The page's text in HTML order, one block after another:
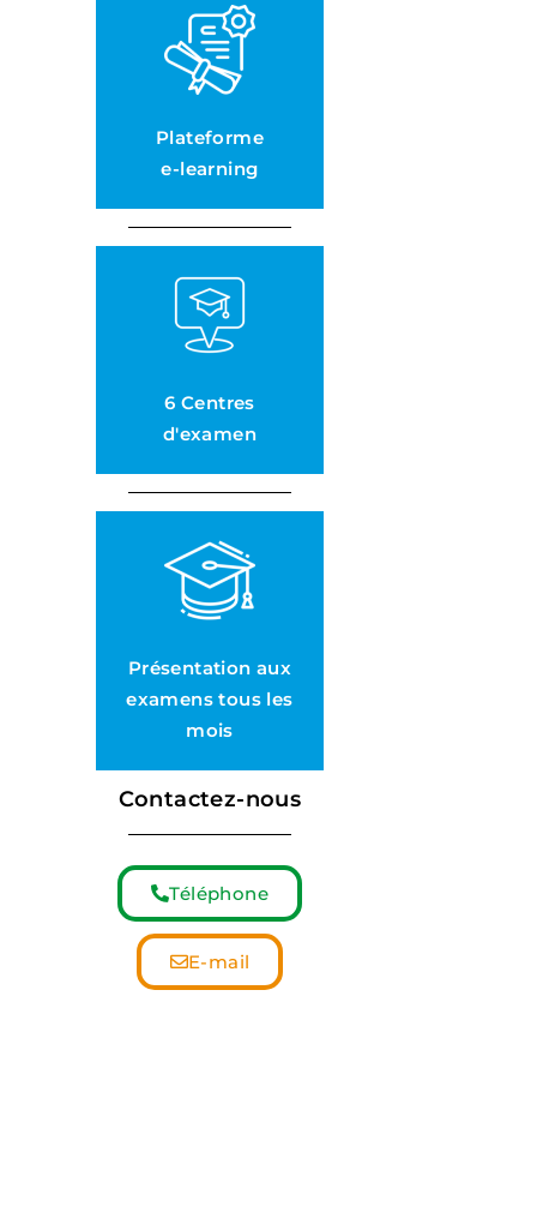
Plateforme
e-learning
6 Centres
d'examen
Présentation aux
examens tous les
mois
Contactez-nous
Téléphone
E-mail